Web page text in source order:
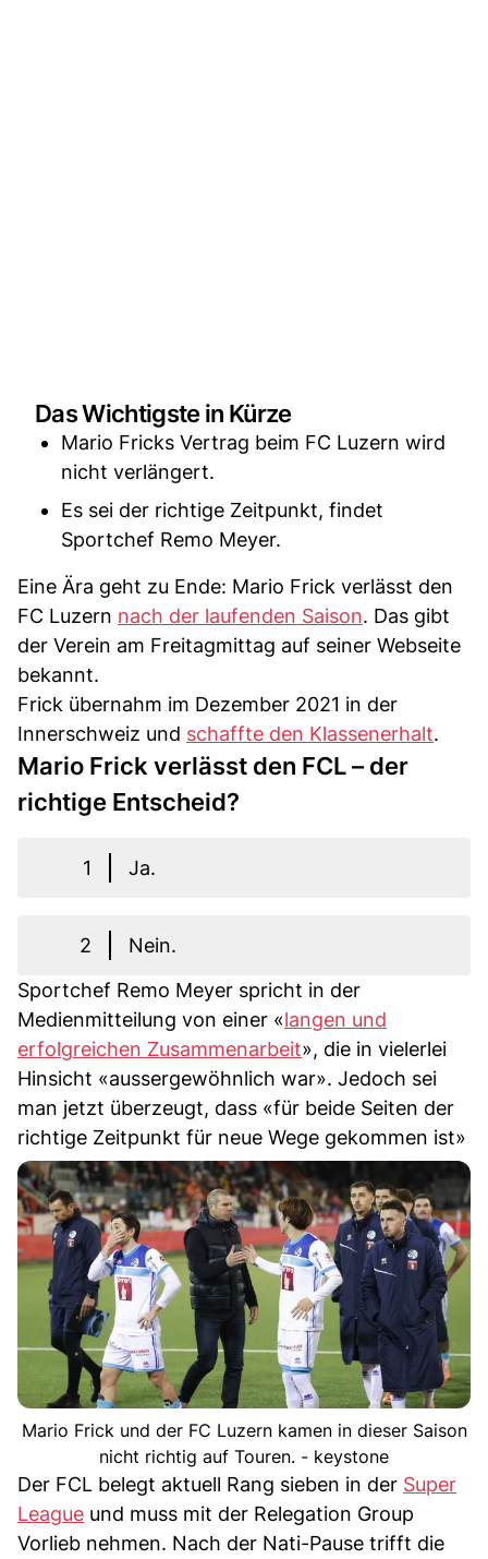
Das Wichtigste in Kürze
Mario Fricks Vertrag beim FC Luzern wird
nicht verlängert.
Es sei der richtige Zeitpunkt, findet
Sportchef Remo Meyer.
Eine Ära geht zu Ende: Mario Frick verlässt den
FC Luzern nach der laufenden Saison. Das gibt
der Verein am Freitagmittag auf seiner Webseite
bekannt.
Frick übernahm im Dezember 2021 in der
Innerschweiz und schaffte den Klassenerhalt.
Mario Frick verlässt den FCL – der
richtige Entscheid?
1 Ja.
2
Nein.
Sportchef Remo Meyer spricht in der
Medienmitteilung von einer «langen und
erfolgreichen Zusammenarbeit», die in vielerlei
Hinsicht «aussergewöhnlich war». Jedoch sei
man jetzt überzeugt, dass «für beide Seiten der
richtige Zeitpunkt für neue Wege gekommen ist»
Mario Frick und der FC Luzern kamen in dieser Saison
nicht richtig auf Touren. - keystone
Der FCL belegt aktuell Rang sieben in der Super
League und muss mit der Relegation Group
Vorlieb nehmen. Nach der Nati-Pause trifft die